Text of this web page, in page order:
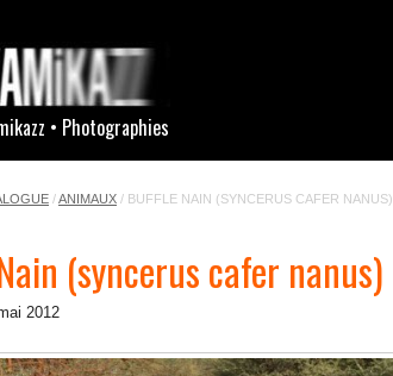
• Photographies
/ANIMAUX / BUFFLE NAIN (SYNCERUS CAFER NANUS)
(syncerus cafer nanus)
2012